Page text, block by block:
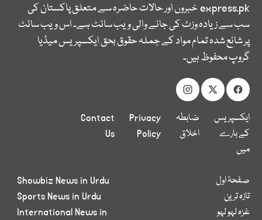
express.pkخبروں اور حالات حاضرہ سے متعلق پاکستان کی
سب سے زیادہ وزٹ کی جانے والی ویب سائٹ ہے۔ اس ویب سائٹ
پر شائع شدہ تمام مواد کے جملہ حقوق بحق ایکسپریس میڈیا
گروپ محفوظ ہیں۔
ایکسپریس
کے بارے
میں
ضابطہ
اخلاق
Privacy
Policy
Contact
Us
صفحۂ اول
تازہ ترین
غزہ لہو لہو
Showbiz News in Urdu
Sports News in Urdu
International News in